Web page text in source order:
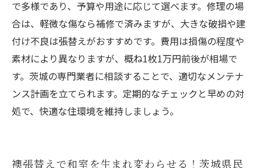
で多様であり、予算や用途に応じて選べます。修理の場
合は、軽微な傷なら補修で済みますが、大きな破損や建
付け不良は張替えがおすすめです。費用は損傷の程度や
素材により異なりますが、概ね1枚1万円前後が相場で
す。茨城の専門業者に相談することで、適切なメンテナ
ンス計画を立てられます。定期的なチェックと早めの対
処で、快適な住環境を維持しましょう。
襖張替えで和室を生まれ変わらせる！茨城県民